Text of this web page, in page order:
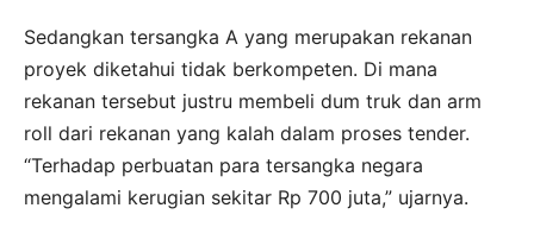
Sedangkan tersangka A yang merupakan rekanan
proyek diketahui tidak berkompeten. Di mana
rekanan tersebut justru membeli dum truk dan arm
roll dari rekanan yang kalah dalam proses tender.
“Terhadap perbuatan para tersangka negara
mengalami kerugian sekitar Rp 700 juta,” ujarnya.